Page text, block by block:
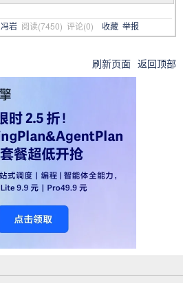
冯岩 阅读(7450) 评论(0) 收藏 举报
刷新页面 返回顶部